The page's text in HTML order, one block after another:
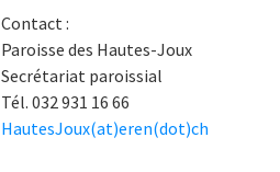
Contact :
Paroisse des Hautes-Joux
Secrétariat paroissial
Tél. 032 931 16 66
HautesJoux(at)eren(dot)ch